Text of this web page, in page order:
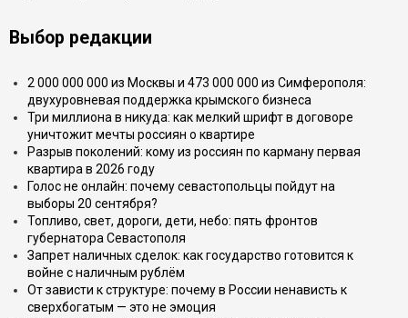
Выбор редакции
2 000 000 000 из Москвы и 473 000 000 из Симферополя:
двухуровневая поддержка крымского бизнеса
Три миллиона в никуда: как мелкий шрифт в договоре
уничтожит мечты россиян о квартире
Разрыв поколений: кому из россиян по карману первая
квартира в 2026 году
Голос не онлайн: почему севастопольцы пойдут на
выборы 20 сентября?
Топливо, свет, дороги, дети, небо: пять фронтов
губернатора Севастополя
Запрет наличных сделок: как государство готовится к
войне с наличным рублём
От зависти к структуре: почему в России ненависть к
сверхбогатым — это не эмоция